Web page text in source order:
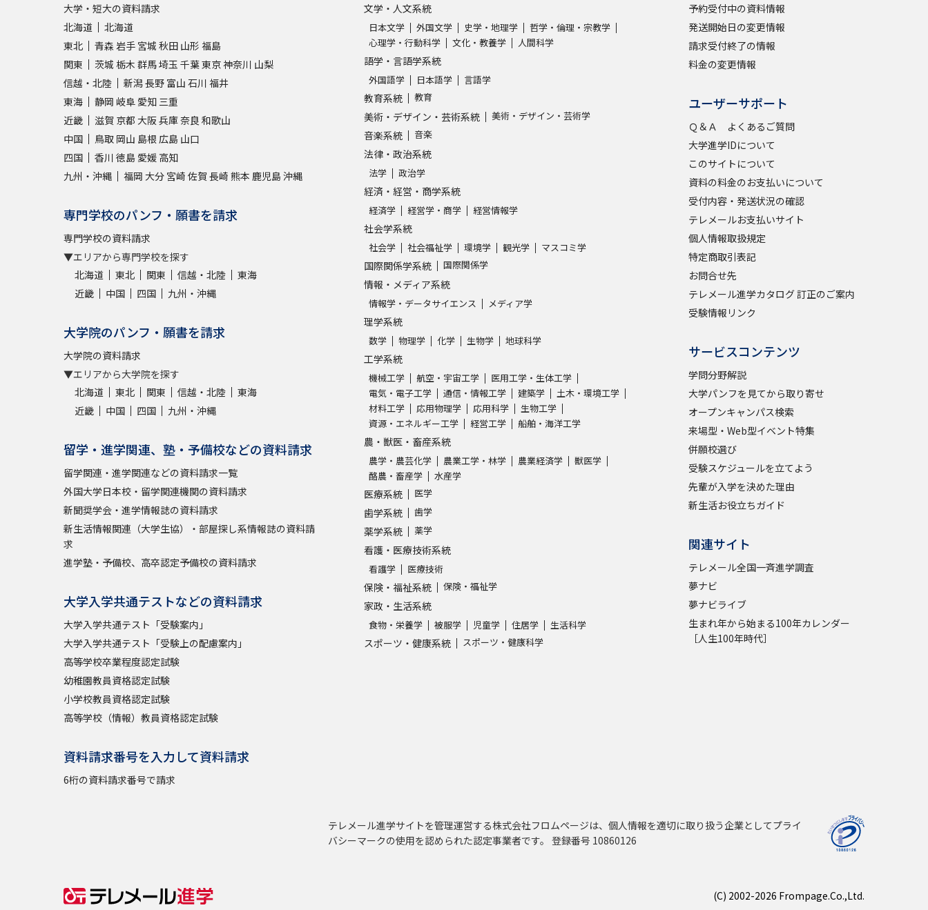
学問発見 学問検索
大学で学びたい学問発見
学問のミニ講義「夢ナビ講義」 学問の教科書 夢ナビライブ
Ｑ＆Ａ よくあるご質問
このサイトについて
受付内容・発送状況の確認 テレメールお支払いサイト
個人情報取扱規定
特定商取引表記 テレメール進学カタログ
受験情報リンク
大学・短大の資料請求
北海道
北海道
東北
青森 岩手 宮城 秋田 山形 福島
関東
茨城 栃木 群馬埼玉 千葉東京神奈川 山梨
信越・北陸
新潟長野 富山 石川 福井
東海
静岡 岐阜 愛知 三重
近畿
滋賀 京都 大阪兵庫奈良 和歌山
中国
鳥取 岡山 島根 広島 山口
四国
香川 徳島 愛媛 高知
九州・沖縄
福岡 大分 宮崎 佐賀 長崎 熊本 鹿児島沖縄
専門学校のパンフ・願書を請求
専門学校の資料請求
▼エリアから専門学校を探す
北海道
東北 関東 信越・北陸
東海
近畿
中国 四国 九州・沖縄
大学院のパンフ・願書を請求
大学院の資料請求
▼エリアから大学院を探す
北海道
東北 関東 信越・北陸
東海
近畿
中国 四国 九州・沖縄
留学・進学関連、塾・予備校などの資料請求
留学関連・進学関連などの資料請求一覧
外国大学日本校・留学関連機関の資料請求
新聞奨学会・進学情報誌の資料請求
新生活情報関連（大学生協）・部屋探し系情報誌の資料請
求
進学塾・予備校、高卒認定予備校の資料請求
大学入学共通テストなどの資料請求
大学入学共通テスト「受験案内」
大学入学共通テスト「受験上の配慮案内」
高等学校卒業程度認定試験
幼稚園教員資格認定試験
小学校教員資格認定試験
高等学校（情報）教員資格認定試験
資料請求番号を入力して資料請求
6桁の資料請求番号で請求
文学・人文系統
日本文学 外国文学 史学・地理学
哲学・倫理・宗教学
心理学・行動科学
文化・教養学 人間科学
語学・言語学系統
外国語学 日本語学 言語学
教育系統 教育
美術・デザイン・芸術系統 美術・デザイン・芸術学
音楽系統 音楽
法律・政治系統
法学 政治学
経済・経営・商学系統
経済学 経営学・商学 経営情報学
社会学系統
社会学 社会福祉学 環境学 観光学 マスコミ学
国際関係学系統 国際関係学
情報・メディア系統
情報学・データサイエンス メディア学
理学系統
数学 物理学 化学 生物学 地球科学
工学系統
機械工学 航空・宇宙工学
医用工学・生体工学
電気・電子工学
通信・情報工学 建築学
土木・環境工学
材料工学
応用物理学 応用科学
生物工学
資源・エネルギー工学
経営工学 船舶・海洋工学
農・獣医・畜産系統
農学・農芸化学 農業工学・林学 農業経済学
獣医学
酪農・畜産学
水産学
医療系統 医学
歯学系統 歯学
薬学系統 薬学
看護・医療技術系統
看護学 医療技術
保険・福祉系統 保険・福祉学
家政・生活系統
食物・栄養学 被服学 児童学 住居学 生活科学
スポーツ・健康系統 スポーツ・健康科学
予約受付中の資料情報
発送開始日の変更情報
請求受付終了の情報
料金の変更情報
ユーザーサポート
Ｑ＆Ａ よくあるご質問
大学進学IDについて
このサイトについて
資料の料金のお支払いについて
受付内容・発送状況の確認
テレメールお支払いサイト
個人情報取扱規定
特定商取引表記
お問合せ先
テレメール進学カタログ 訂正のご案内
受験情報リンク
サービスコンテンツ
学問分野解説
大学パンフを見てから取り寄せ
オープンキャンパス検索
来場型・Web型イベント特集
併願校選び
受験スケジュールを立てよう
先輩が入学を決めた理由
新生活お役立ちガイド
関連サイト
テレメール全国一斉進学調査
夢ナビ
夢ナビライブ
生まれ年から始まる100年カレンダー
［人生100年時代］
テレメール進学サイトを管理運営する株式会社フロムページは、個人情報を適切に取り扱う企業としてプライ
バシーマークの使用を認められた認定事業者です。 登録番号 10860126
(C) 2002-2026 Frompage.Co.,Ltd.